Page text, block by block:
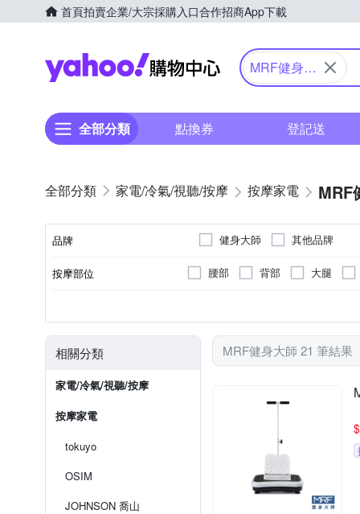
首頁拍賣企業/大宗採購入口合作招商App下載
Yahoo購物中心
MRF健身大
全部分類
點換券 登記送
家電/冷氣/視聽/按摩 按摩家電 MRF
品牌 健身大師 其他品牌
按摩部位 腰部 背部 大腿
相關分類
家電/冷氣/視聽/按摩
按摩家電
tokuyo
OSIM
JOHNSON 喬山
MRF健身大師 21 筆結果
$